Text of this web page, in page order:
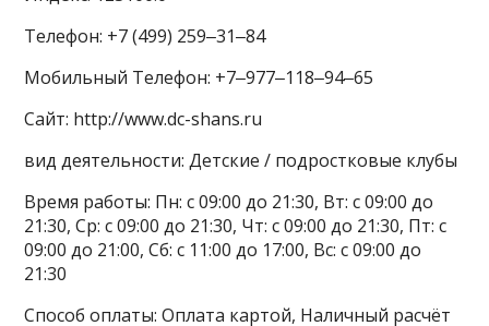
Телефон: +7 (499) 259‒31‒84
Мобильный Телефон: +7‒977‒118‒94‒65
Сайт: http://www.dc-shans.ru
вид деятельности: Детские / подростковые клубы
Время работы: Пн: с 09:00 до 21:30, Вт: с 09:00 до
21:30, Ср: с 09:00 до 21:30, Чт: с 09:00 до 21:30, Пт: с
09:00 до 21:00, Сб: с 11:00 до 17:00, Вс: с 09:00 до
21:30
Способ оплаты: Оплата картой, Наличный расчёт